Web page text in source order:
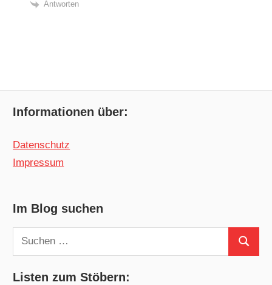
Antworten
Informationen über:
Datenschutz
Impressum
Im Blog suchen
Suchen
nach:
Suchen
Listen zum Stöbern: